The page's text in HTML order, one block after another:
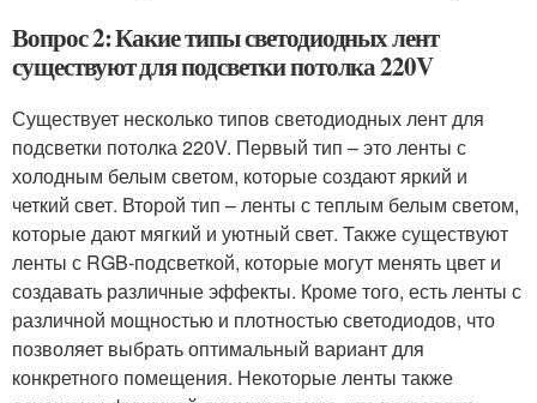
Вопрос 2: Какие типы светодиодных лент
существуют для подсветки потолка 220V
Существует несколько типов светодиодных лент для
подсветки потолка 220V. Первый тип – это ленты с
холодным белым светом, которые создают яркий и
четкий свет. Второй тип – ленты с теплым белым светом,
которые дают мягкий и уютный свет. Также существуют
ленты с RGB-подсветкой, которые могут менять цвет и
создавать различные эффекты. Кроме того, есть ленты с
различной мощностью и плотностью светодиодов, что
позволяет выбрать оптимальный вариант для
конкретного помещения. Некоторые ленты также